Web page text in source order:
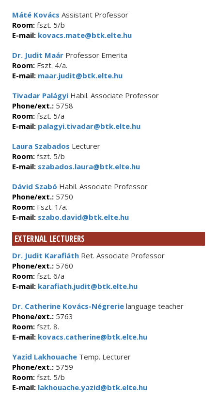
Máté Kovács Assistant Professor
Room: fszt. 5/b
E-mail: kovacs.mate@btk.elte.hu
Dr. Judit Maár Professor Emerita
Room: Fszt. 4/a.
E-mail: maar.judit@btk.elte.hu
Tivadar Palágyi Habil. Associate Professor
Phone/ext.: 5758
Room: fszt. 5/a
E-mail: palagyi.tivadar@btk.elte.hu
Laura Szabados Lecturer
Room: fszt. 5/b
E-mail: szabados.laura@btk.elte.hu
Dávid Szabó Habil. Associate Professor
Phone/ext.: 5750
Room: Fszt. 1/a.
E-mail: szabo.david@btk.elte.hu
EXTERNAL LECTURERS
Dr. Judit Karafiáth Ret. Associate Professor
Phone/ext.: 5760
Room: fszt. 6/a
E-mail: karafiath.judit@btk.elte.hu
Dr. Catherine Kovács-Négrerie language teacher
Phone/ext.: 5763
Room: fszt. 8.
E-mail: kovacs.catherine@btk.elte.hu
Yazid Lakhouache Temp. Lecturer
Phone/ext.: 5759
Room: fszt. 5/b
E-mail: lakhouache.yazid@btk.elte.hu